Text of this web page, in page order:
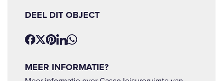
DEEL DIT OBJECT
MEER INFORMATIE?